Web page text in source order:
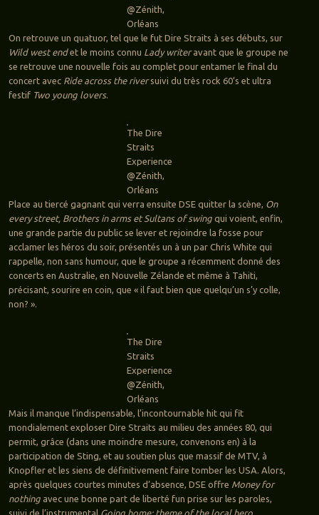
@Zénith,
Orléans
On retrouve un quatuor, tel que le fut Dire Straits à ses débuts, sur
Wild west endet le moins connu Lady writeravant que le groupe ne
se retrouve une nouvelle fois au complet pour entamer le final du
concert avec Ride across the riversuivi du très rock 60’s et ultra
festif Two young lovers.
The Dire
Straits
Experience
@Zénith,
Orléans
Place au tiercé gagnant qui verra ensuite DSE quitter la scène, On
every street, Brothers in arms et Sultans of swingqui voient, enfin,
une grande partie du public se lever et rejoindre la fosse pour
acclamer les héros du soir, présentés un à un par Chris White qui
rappelle, non sans humour, que le groupe a récemment donné des
concerts en Australie, en Nouvelle Zélande et même à Tahiti,
précisant, sourire en coin, que « il faut bien que quelqu’un s’y colle,
non? ».
The Dire
Straits
Experience
@Zénith,
Orléans
Mais il manque l’indispensable, l’incontournable hit qui fit
mondialement exploser Dire Straits au milieu des années 80, qui
permit, grâce (dans une moindre mesure, convenons en) à la
participation de Sting, et au soutien plus que massif de MTV, à
Knopfler et les siens de définitivement faire tomber les USA. Alors,
après quelques courtes minutes d’absence, DSE offre Money for
nothingavec une bonne part de liberté fun prise sur les paroles,